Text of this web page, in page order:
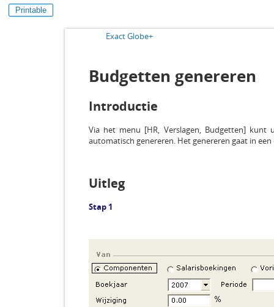
Printable
Exact Globe+
Budgetten genereren
Introductie
Via het menu [HR, Verslagen, Budgetten]
automatisch genereren. Het genereren gaat in
Uitleg
Stap 1